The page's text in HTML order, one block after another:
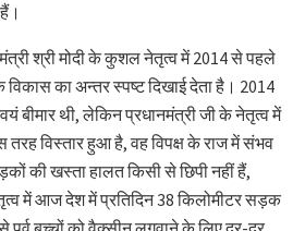
श्री मोदी के कुशल नेतृत्व में 2014 से पहले
का अन्तर स्पष्ट दिखाई देता है। 2014
बीमार थी, लेकिन प्रधानमंत्री जी के नेतृत्व में
विस्तार हुआ है, वह विपक्ष के राज में संभव
की खस्ता हालत किसी से छिपी नहीं हैं,
में आज देश में प्रतिदिन 38 किलोमीटर सड़क